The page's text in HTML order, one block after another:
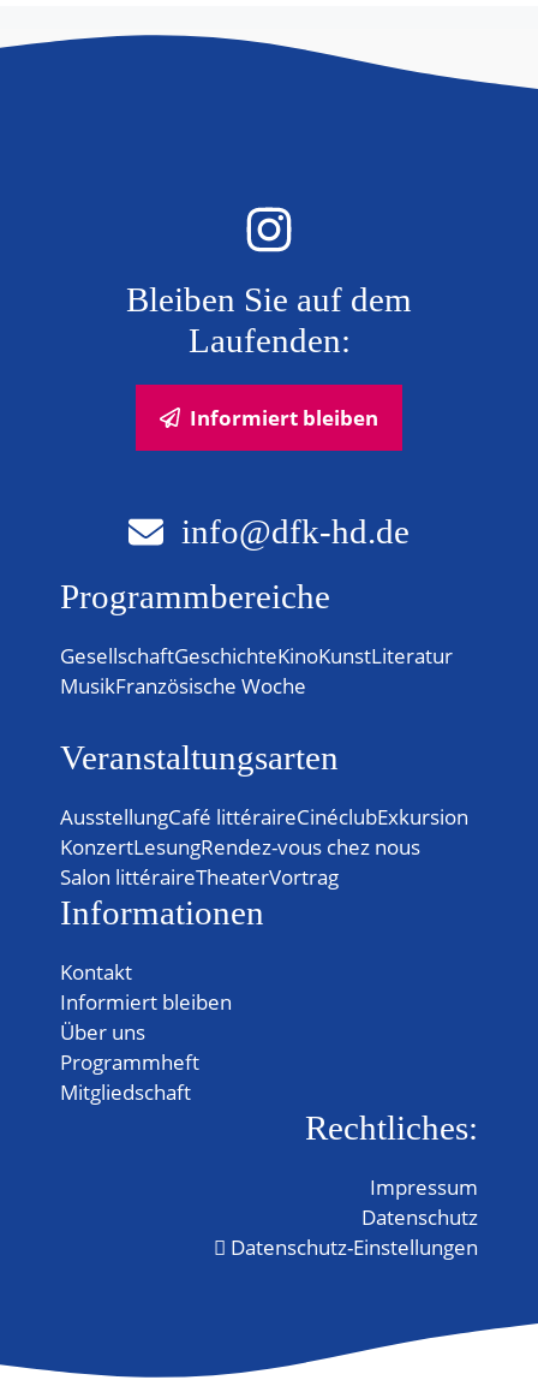
Bleiben Sie auf dem
Laufenden:
Informiert bleiben
info@dfk-hd.de
Programmbereiche
GesellschaftGeschichteKinoKunstLiteratur
MusikFranzösische Woche
Veranstaltungsarten
AusstellungCafé littéraireCinéclubExkursion
KonzertLesungRendez-vous chez nous
Salon littéraireTheaterVortrag
Informationen
Kontakt
Informiert bleiben
Über uns
Programmheft
Mitgliedschaft
Rechtliches:
Impressum
Datenschutz
Datenschutz-Einstellungen